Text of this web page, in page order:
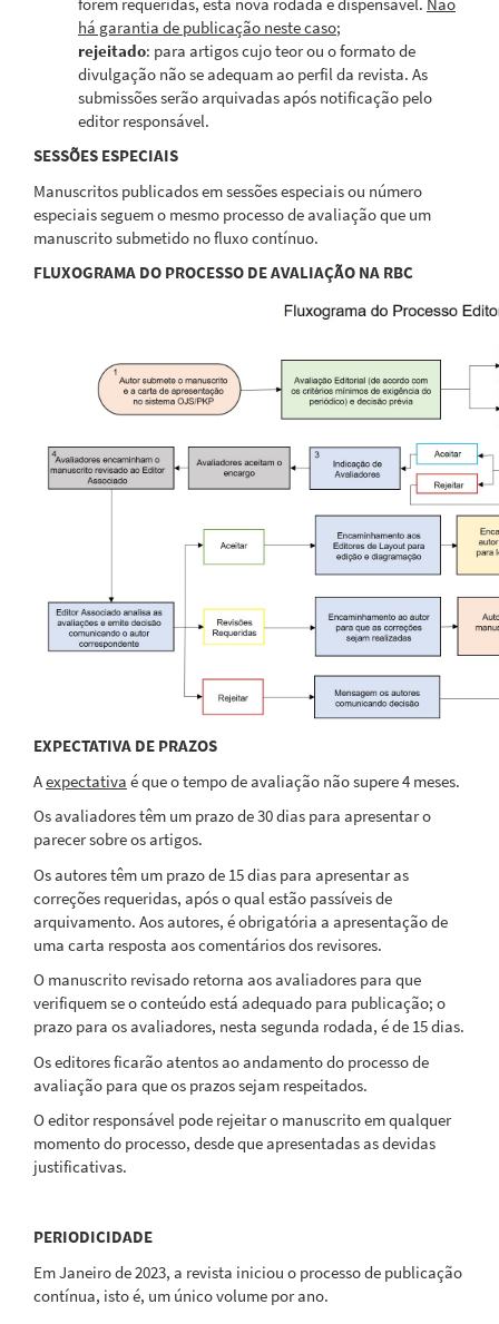
há garantia de publicação neste caso;
rejeitado: para artigos cujo teor ou o formato de
divulgação não se adequam ao perfil da revista. As
submissões serão arquivadas após notificação pelo
editor responsável.
SESSÕES ESPECIAIS
Manuscritos publicados em sessões especiais ou número
especiais seguem o mesmo processo de avaliação que um
manuscrito submetido no fluxo contínuo.
FLUXOGRAMA DO PROCESSO DE AVALIAÇÃO NA RBC
EXPECTATIVA DE PRAZOS
Aexpectativa é que o tempo de avaliação não supere 4 meses.
Os avaliadores têm um prazo de 30 dias para apresentar o
parecer sobre os artigos.
Os autores têm um prazo de 15 dias para apresentar as
correções requeridas, após o qual estão passíveis de
arquivamento. Aos autores, é obrigatória a apresentação de
uma carta resposta aos comentários dos revisores.
O manuscrito revisado retorna aos avaliadores para que
verifiquem se o conteúdo está adequado para publicação; o
prazo para os avaliadores, nesta segunda rodada, é de 15 dias.
Os editores ficarão atentos ao andamento do processo de
avaliação para que os prazos sejam respeitados.
O editor responsável pode rejeitar o manuscrito em qualquer
momento do processo, desde que apresentadas as devidas
justificativas.
PERIODICIDADE
Em Janeiro de 2023, a revista iniciou o processo de publicação
contínua, isto é, um único volume por ano.